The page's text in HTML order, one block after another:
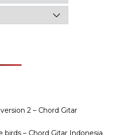
2 – Chord Gitar
– Chord Gitar Indonesia